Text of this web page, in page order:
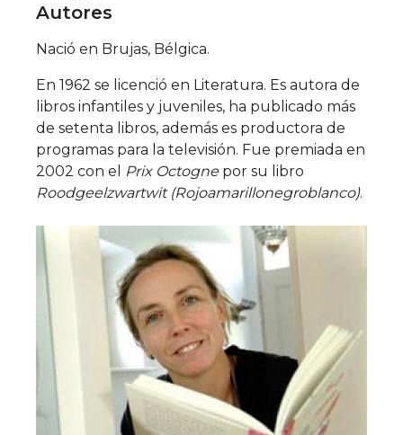
Autores
Nació en Brujas, Bélgica.
En 1962 se licenció en Literatura. Es autora de
libros infantiles y juveniles, ha publicado más
de setenta libros, además es productora de
programas para la televisión. Fue premiada en
2002 con el
Prix Octognepor su libro
Roodgeelzwartwit (Rojoamarillonegroblanco).